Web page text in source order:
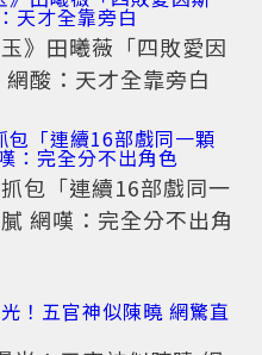
》田曦薇「四敗愛因
酸：天才全靠旁白
包「連續16部戲同一
網嘆：完全分不出角